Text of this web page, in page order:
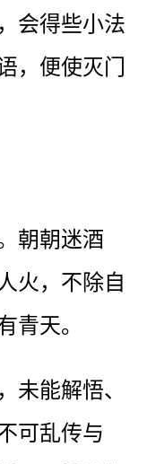
会得些小法
，便使灭门
朝朝迷酒
火，不除自
青天。
未能解悟、
可乱传与